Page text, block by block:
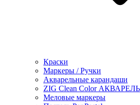
Краски
Маркеры / Ручки
Акварельные карандаши
ZIG Clean Color
Меловые маркеры